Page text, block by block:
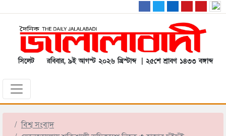
সিলেট রবিবার, ৯ই আগস্ট ২০২৬ খ্রিস্টাব্দ | ২৫শে শ্রাবণ ১৪৩৩ বঙ্গাব্দ
বিশ্ব সংবাদ